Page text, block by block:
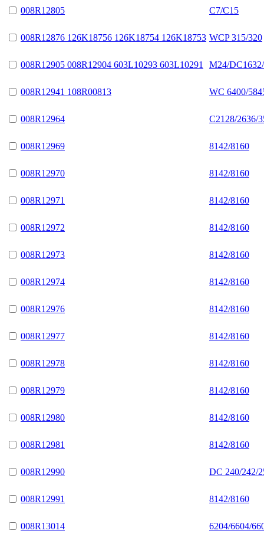
008R12805 C7/C15
008R12876 126K18756 126K18754 126K18753 WCP 315/320
008R12905 008R12904 603L10293 603L10291 M24/
008R12941 108R00813 WC 6400/
008R12964 C2128/2636/
008R12969 8142/8160
008R12970 8142/8160
008R12971 8142/8160
008R12972 8142/8160
008R12973 8142/8160
008R12974 8142/8160
008R12976 8142/8160
008R12977 8142/8160
008R12978 8142/8160
008R12979 8142/8160
008R12980 8142/8160
008R12981 8142/8160
008R12990 DC 240/242/
008R12991 8142/8160
008R13014 6204/6604/